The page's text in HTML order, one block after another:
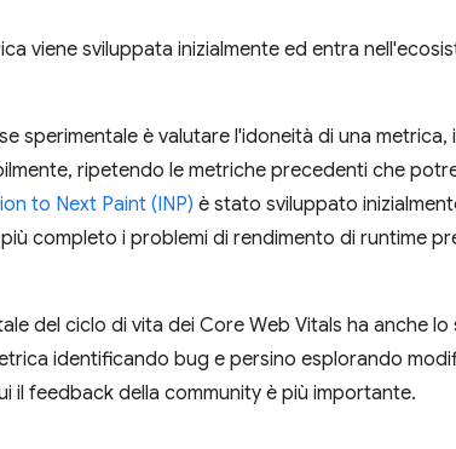
viene sviluppata inizialmente ed entra
sperimentale è valutare l'idoneità di una
ripetendo le metriche precedenti che
to Next Paint (INP) è stato sviluppato
completo i problemi di rendimento di runtime
del ciclo di vita dei Core Web Vitals ha anche
identificando bug e persino esplorando
il feedback della community è più importante.